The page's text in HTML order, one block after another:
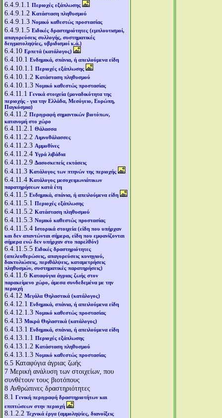
6.4.9.1.1 Περιοχές εξάπλωσης
6.4.9.1.2 Κατάσταση πληθυσμού
6.4.9.1.3 Νομικό καθεστώς προστασίας
6.4.9.1.5 Ειδικές δραστηριότητες (εμπλουτισμοί,
απαγορεύσεις συλλογής, συστηματικές
δειγματοληψίες, υβριδισμοί κ.ά.)
6.4.10 Ερπετά (κατάλογος)
6.4.10.1 Ενδημικά, σπάνια, ή απειλούμενα είδη
6.4.10.1.1 Περιοχές εξάπλωσης
6.4.10.1.2 Κατάσταση πληθυσμού
6.4.10.1.3 Νομικό καθεστώς προστασίας
6.4.11.1 Γενικά στοιχεία (μοναδικότητα της
περιοχής - για την Ελλάδα, Μεσόγειο, Ευρώπη,
Παγκόσμια)
6.4.11.2 Περιγραφή σημαντικών βιοτόπων,
κατανομή στο χώρο
6.4.11.2.1 Θάλασσα
6.4.11.2.2 Λιμνοθάλασσες
6.4.11.2.3 Αμμοθίνες
6.4.11.2.4 Υγρά λιβάδια
6.4.11.2.9 Δασοσκεπείς εκτάσεις
6.4.11.3 Κατάλογος των πτηνών της περιοχής
6.4.11.4 Κατάλογος μεσοχειμωνιάτικων
παρατηρήσεων κατά έτη
6.4.11.5 Ενδημικά, σπάνια, ή απειλούμενα είδη
6.4.11.5.1 Περιοχές εξάπλωσης
6.4.11.5.2 Κατάσταση πληθυσμού
6.4.11.5.3 Νομικό καθεστώς προστασίας
6.4.11.5.4 Ιστορικά στοιχεία (είδη που υπήρχαν
και δεν απαντώνται σήμερα, είδη που εμφανίζονται
σήμερα ενώ δεν υπήρχαν στο παρελθόν)
6.4.11.5.5 Ειδικές δραστηριότητες
(απελευθερώσεις, απαγορεύσεις κυνηγιού,
δακτυλιώσεις, περιθάλψεις, καταμετρήσεις
πληθυσμών, συστηματικές παρατηρήσεις)
6.4.11.6 Καταφύγια άγριας ζωής στον
παρακείμενο χώρο, άμεσα συνδεδεμένα με την
περιοχή
6.4.12 Μεγάλα Θηλαστικά (κατάλογος)
6.4.12.1 Ενδημικά, σπάνια, ή απειλούμενα είδη
6.4.12.1.3 Νομικό καθεστώς προστασίας
6.4.13 Μικρά Θηλαστικά (κατάλογος)
6.4.13.1 Ενδημικά, σπάνια, ή απειλούμενα είδη
6.4.13.1.1 Περιοχές εξάπλωσης
6.4.13.1.2 Κατάσταση πληθυσμού
6.4.13.1.3 Νομικό καθεστώς προστασίας
6.5 Καταφύγια άγριας ζωής
7 Μερική ανάλυση των στοιχείων, που
συνθέτουν τους βιοτόπους
8 Ανθρώπινες δραστηριότητες
8.1 Γενική περιγραφή δραστηριοτήτων και
επιπτώσεων στην περιοχή
8.1.2.2 Τεχνικά έργα (αμμοληψίες, διανοίξεις